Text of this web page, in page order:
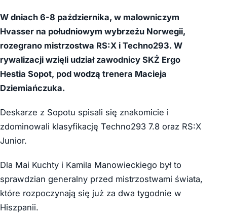
W dniach 6-8 października, w malowniczym
Hvasser na południowym wybrzeżu Norwegii,
rozegrano mistrzostwa RS:X i Techno293. W
rywalizacji wzięli udział zawodnicy SKŻ Ergo
Hestia Sopot, pod wodzą trenera Macieja
Dziemiańczuka.
Deskarze z Sopotu spisali się znakomicie i
zdominowali klasyfikację Techno293 7.8 oraz RS:X
Junior.
Dla Mai Kuchty i Kamila Manowieckiego był to
sprawdzian generalny przed mistrzostwami świata,
które rozpoczynają się już za dwa tygodnie w
Hiszpanii.